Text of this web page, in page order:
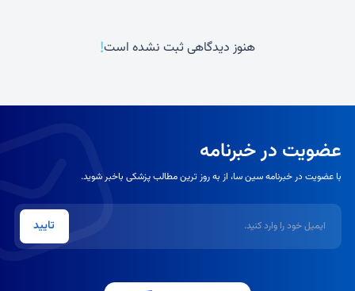
هنوز دیدگاهی ثبت نشده است!
عضویت در خبرنامه
با عضویت در خبرنامه سین سا، از به روز ترین مطالب پزشکی باخبر شوید.
تایید